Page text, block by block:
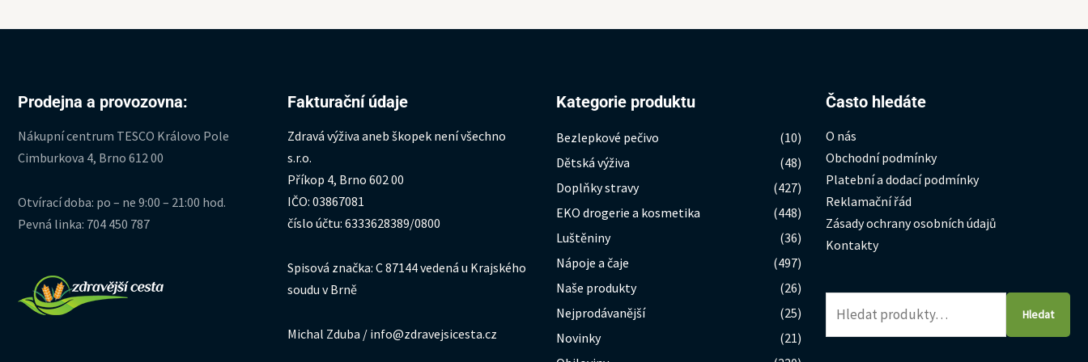
Prodejna a provozovna:
Nákupní centrum TESCO Královo Pole
Cimburkova 4, Brno 612 00
Otvírací doba: po – ne 9:00 – 21:00 hod.
Pevná linka: 704 450 787
Fakturační údaje
Zdravá výživa aneb škopek není všechno
s.r.o.
Příkop 4, Brno 602 00
IČO: 03867081
číslo účtu: 6333628389/0800
Spisová značka: C 87144 vedená u Krajského
soudu v Brně
Michal Zduba / info@zdravejsicesta.cz
Kategorie produktu
Bezlepkové pečivo
(10)
Dětská výživa
(48)
Doplňky stravy
(427)
EKO drogerie a kosmetika
(448)
Luštěniny
(36)
Nápoje a čaje
(497)
Naše produkty
(26)
Nejprodávanější
(25)
Novinky
(21)
Často hledáte
O nás
Obchodní podmínky
Platební a dodací podmínky
Reklamační řád
Zásady ochrany osobních údajů
Kontakty
Hledat:
Hledat